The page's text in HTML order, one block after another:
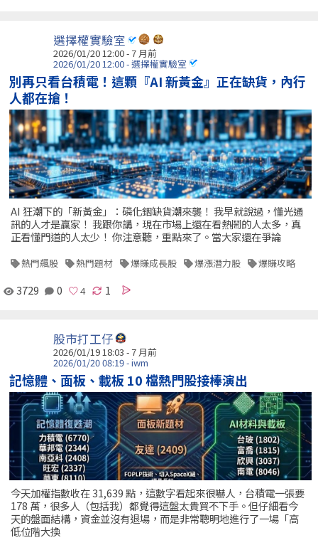
選擇權實驗室
2026/01/20 12:00 - 7 月前
2026/01/20 12:00 - 選擇權實驗室
別再只看台積電！這顆『AI 新黃金』正在缺貨，內行
人都在搶！
AI 狂潮下的「新黃金」：磷化銦缺貨潮來襲！ 我早就說過，懂光通
訊的人才是贏家！ 我跟你講，現在市場上還在看熱鬧的人太多，真
正看懂門道的人太少！ 你注意聽，重點來了。當大家還在爭論
熱門飆股 熱門題材 爆賺成長股 爆漲潛力股 爆賺攻略
3729 0 1
股市打工仔
2026/01/19 18:03 - 7 月前
2026/01/20 08:19 - iwm
記憶體、面板、載板 10 檔熱門股接棒演出
今天加權指數收在 31,639 點，這數字看起來很嚇人，台積電一張要
178 萬，很多人（包括我）都覺得這盤太貴買不下手。但仔細看今
天的盤面結構，資金並沒有退場，而是非常聰明地進行了一場「高
低位階大換